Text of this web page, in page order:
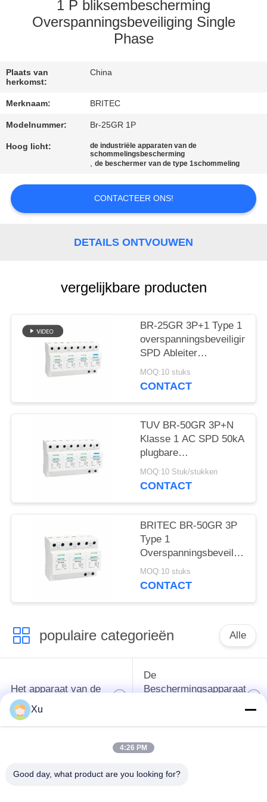
ONS
ALLE
GEVALLEN
VR
SITEMAP
PRIVACYBELEID
1 P bliksembescherming
Overspanningsbeveiliging Single
Phase
Plaats van
herkomst:
China
Merknaam: BRITEC
Modelnummer: Br-25GR 1P
Hoog licht:
de industriële apparaten van de
schommelingsbescherming
,de beschermer van de type 1schommeling
CONTACTEER ONS!
DETAILS ONTVOUWEN
vergelijkbare producten
BR-25GR 3P+1 Type 1
overspanningsbeveiliging
SPD Ableiter
bliksemafleider
vonkafstand spd
MOQ:10 stuks
CONTACT
TUV BR-50GR 3P+N
Klasse 1 AC SPD 50kA
plugbare
overspanningsbeveiliging
type 1 spd TUV
overspanningsafleider
type 1
overspanningsbeveiliging
MOQ:10 Stuk/stukken
CONTACT
BRITEC BR-50GR 3P
Type 1
Overspanningsbeveiliging
50ka
Overspanningsbeveiliging
MOQ:10 stuks
CONTACT
populaire categorieën Alle
Het apparaat van de
schommelingsbescherming
De
Beschermingsapparaat
van de 2
Type van
Beschermend
Xu
4:26 PM
Good day, what product are you looking for?